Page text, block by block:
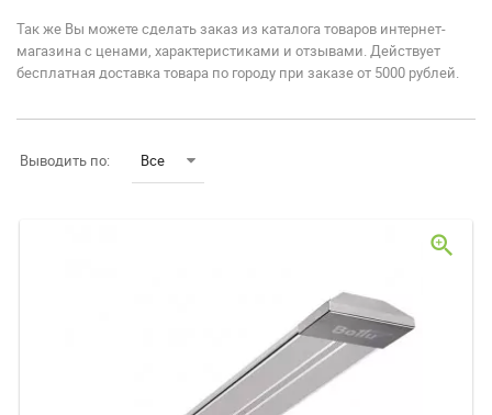
Так же Вы можете сделать заказ из каталога товаров интернет-
магазина с ценами, характеристиками и отзывами. Действует
бесплатная доставка товара по городу при заказе от 5000 рублей.
Выводить по: Все
zoom_in